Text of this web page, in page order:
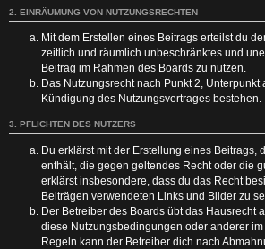
2. EINRÄUMUNG VON NUTZUNGSRECHTEN
Mit dem Erstellen eines Beitrags erteilst du
zeitlich und räumlich unbeschränktes und
Beitrag im Rahmen des Boards zu nutzen.
Das Nutzungsrecht nach Punkt 2, Unterpunkt
Kündigung des Nutzungsvertrages bestehen.
3. PFLICHTEN DES NUTZERS
Du erklärst mit der Erstellung eines Beitrags,
enthält, die gegen geltendes Recht oder die
erklärst insbesondere, dass du das Recht
Beiträgen verwendeten Links und Bilder zu
Der Betreiber des Boards übt das Hausrecht
diese Nutzungsbedingungen oder anderer
Regeln kann der Betreiber dich nach